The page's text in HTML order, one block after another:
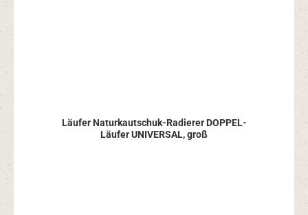
Läufer Naturkautschuk-Radierer DOPPEL-
Läufer UNIVERSAL, groß